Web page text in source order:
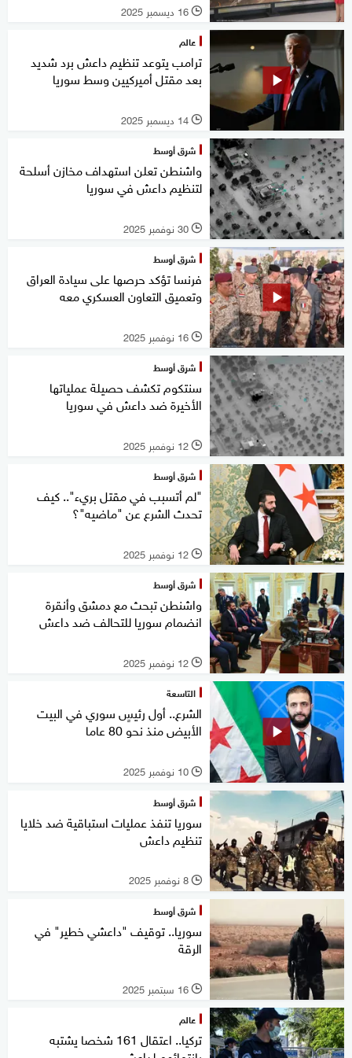
l 16 ديسمبر 2025
عالم
ترامب يتوعد تنظيم داعش برد شديد
بعد مقتل أميركيين وسط سوريا
l 14 ديسمبر 2025
شرق أوسط
واشنطن تعلن استهداف مخازن أسلحة
لتنظيم داعش في سوريا
l 30 نوفمبر 2025
شرق أوسط
فرنسا تؤكد حرصها على سيادة العراق
وتعميق التعاون العسكري معه
l 16 نوفمبر 2025
شرق أوسط
سنتكوم تكشف حصيلة عملياتها
الأخيرة ضد داعش في سوريا
l 12 نوفمبر 2025
شرق أوسط
"لم أتسبب في مقتل بريء".. كيف
تحدث الشرع عن "ماضيه"؟
l 12 نوفمبر 2025
شرق أوسط
واشنطن تبحث مع دمشق وأنقرة
انضمام سوريا للتحالف ضد داعش
l 12 نوفمبر 2025
التاسعة
الشرع.. أول رئيسٍ سوري في البيت
الأبيض منذ نحو 80 عاما
l 10 نوفمبر 2025
شرق أوسط
سوريا تنفذ عمليات استباقية ضد خلايا
تنظيم داعش
l 8 نوفمبر 2025
شرق أوسط
سوريا.. توقيف "داعشي خطير" في
الرقة
l 16 سبتمبر 2025
عالم
تركيا.. اعتقال 161 شخصا يشتبه